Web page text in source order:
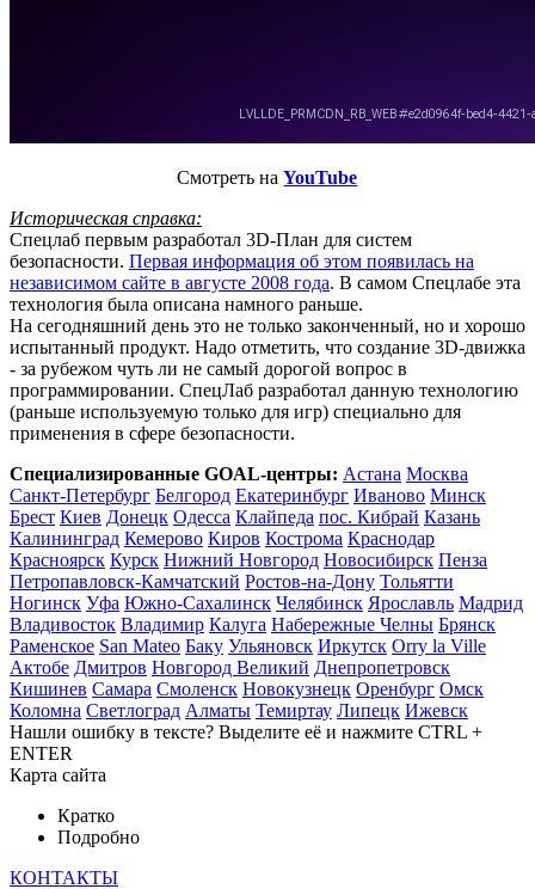
Смотреть наYouTube
Историческая справка:
Спецлаб первым разработал 3D-План для систем
безопасности. Первая информация об этом появилась на
независимом сайте в августе 2008 года. В самом Спецлабе эта
технология была описана намного раньше.
На сегодняшний день это не только законченный, но и хорошо
испытанный продукт. Надо отметить, что создание 3D-движка
- за рубежом чуть ли не самый дорогой вопрос в
программировании. СпецЛаб разработал данную технологию
(раньше используемую только для игр) специально для
применения в сфере безопасности.
Cпециализированные GOAL-центры: Астана Москва
Санкт-Петербург Белгород Екатеринбург Иваново Минск
Брест Киев Донецк Одесса Клайпеда пос. Кибрай Казань
Калининград Кемерово Киров Кострома Краснодар
Красноярск Курск Нижний Новгород Новосибирск Пенза
Петропавловск-Камчатский Ростов-на-Дону Тольятти
Ногинск Уфа Южно-Сахалинск Челябинск Ярославль Мадрид
Владивосток Владимир Калуга Набережные Челны Брянск
Раменское San Mateo Баку Ульяновск Иркутск Orry la Ville
Актобе Дмитров Новгород Великий Днепропетровск
Кишинев Самара Смоленск Новокузнецк Оренбург Омск
Коломна Светлоград Алматы Темиртау Липецк Ижевск
Нашли ошибку в тексте? Выделите её и нажмите CTRL +
ENTER
Карта сайта
Кратко
Подробно
КОНТАКТЫ